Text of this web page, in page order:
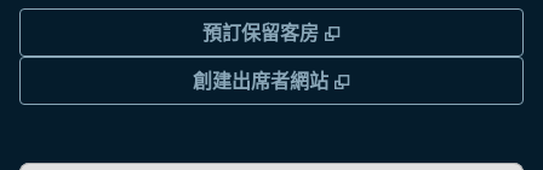
預訂保留客房 ,
創建出席者網站
,